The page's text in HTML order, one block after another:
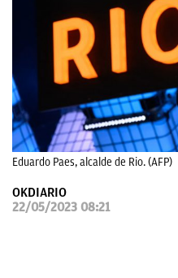
OKDIARIO
Eduardo Paes, alcalde de Rio. (AFP)
OKDIARIO
22/05/2023 08:21